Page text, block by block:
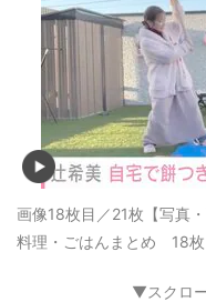
画像18枚目／21枚 【写真
料理・ごはんまとめ 18枚
▼スクロ